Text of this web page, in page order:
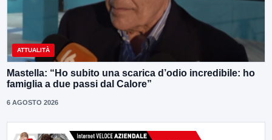
ATTUALITÀ
Mastella: “Ho subito una scarica d’odio incredibile: ho
famiglia a due passi dal Calore”
6 AGOSTO 2026